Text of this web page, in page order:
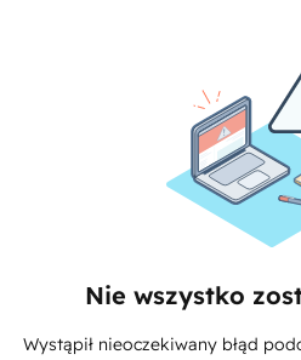
Nie wszystko
Wystąpił nieoczekiwany błąd